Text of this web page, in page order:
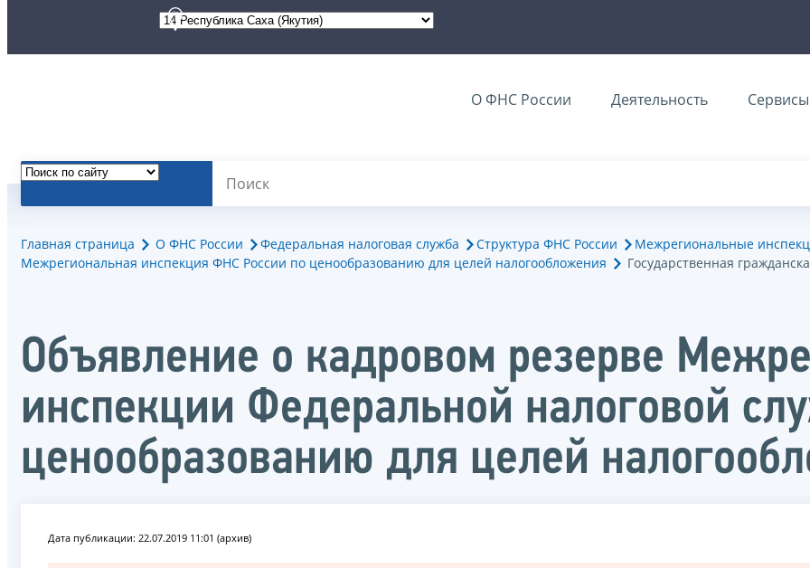
О ФНС России Деятельность Сервисы
Главная страница О ФНС России Федеральная налоговая служба Структура ФНС России
Межрегиональные
Межрегиональная инспекция ФНС России по ценообразованию для целей налогообложения
Государственная
Объявление о кадровом резерве
инспекции Федеральной налоговой
ценообразованию для целей
Дата публикации: 22.07.2019 11:01 (архив)